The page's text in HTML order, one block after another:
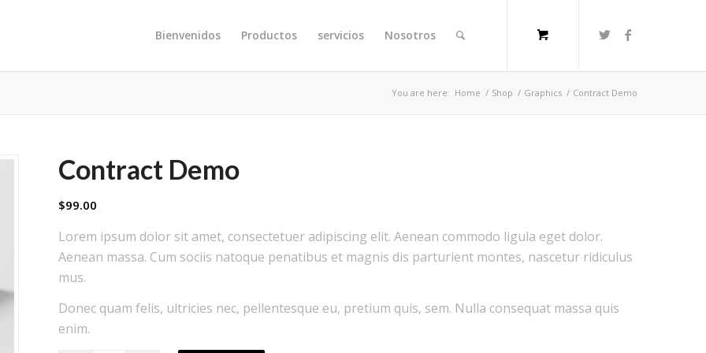
Bienvenidos Productos servicios Nosotros
You are here: Home / Shop / Graphics / Contract Demo
Contract Demo
$99.00
Lorem ipsum dolor sit amet, consectetuer adipiscing elit. Aenean commodo ligula eget dolor.
Aenean massa. Cum sociis natoque penatibus et magnis dis parturient montes, nascetur ridiculus
mus.
Donec quam felis, ultricies nec, pellentesque eu, pretium quis, sem. Nulla consequat massa quis
enim.